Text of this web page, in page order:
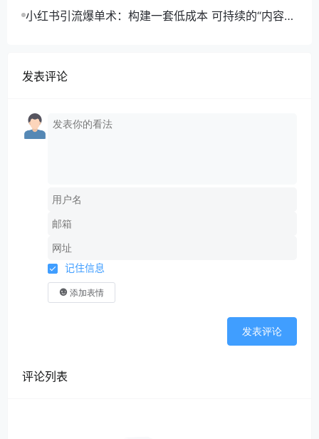
取+合规运营+商业转化
小红书引流爆单术：构建一套低成本 可持续的“内容-
发表评论
记住信息
添加表情
发表评论
评论列表